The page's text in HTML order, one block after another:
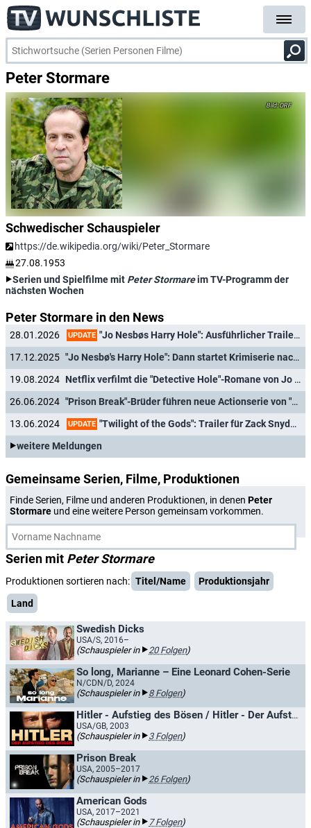
Peter Stormare
ORF
Schwedischer Schauspieler
https://de.wikipedia.org/wiki/Peter_Stormare
27.08.1953
Serien und Spielfilme mit Peter Stormareim TV-Programm der
nächsten Wochen
Peter Stormare in den News
28.01.2026 UPDATE "Jo Nesbøs Harry Hole": Ausführlicher Trailer für Nordic-Noir-Verfilmung veröffentlicht
17.12.2025
"Jo Nesbø's Harry Hole": Dann startet Krimiserie nach Nordic-Noir-Bestsellern auf Netflix
19.08.2024
Netflix verfilmt die "Detective Hole"-Romane von Jo Nesbø
26.06.2024
"Prison Break"-Brüder führen neue Actionserie von "The Shield"-Macher an
13.06.2024
UPDATE "Twilight of the Gods": Trailer für Zack Snyders neue Animationsserie
weitere Meldungen
Gemeinsame Serien, Filme, Produktionen
Finde Serien, Filme und anderen Produktionen, in denen Peter
Stormare und eine weitere Person gemeinsam vorkommen.
Serien mit Peter Stormare
Produktionen sortieren nach: Titel/Name
Produktionsjahr
Land
Swedish Dicks
USA/S, 2016–
(Schauspieler in 20 Folgen)
So long, Marianne – Eine Leonard Cohen-Serie
N/CDN/D, 2024
(Schauspieler in 8 Folgen)
Hitler - Aufstieg des Bösen / Hitler - Der Aufstieg des Bösen
USA/GB, 2003
(Schauspieler in 3 Folgen)
Prison Break
USA, 2005–2017
(Schauspieler in 26 Folgen)
American Gods
USA, 2017–2021
(Schauspieler in 7 Folgen)